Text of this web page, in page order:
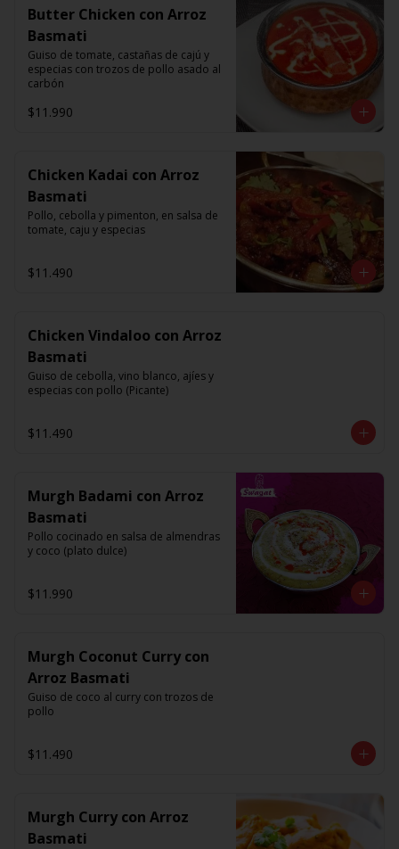
Butter Chicken con Arroz
Basmati
Guiso de tomate, castañas de cajú y
especias con trozos de pollo asado al
carbón
$11.990
Chicken Kadai con Arroz
Basmati
Pollo, cebolla y pimenton, en salsa de
tomate, caju y especias
$11.490
Chicken Vindaloo con Arroz
Basmati
Guiso de cebolla, vino blanco, ajíes y
especias con pollo (Picante)
$11.490
Murgh Badami con Arroz
Basmati
Pollo cocinado en salsa de almendras
y coco (plato dulce)
$11.990
Murgh Coconut Curry con
Arroz Basmati
Guiso de coco al curry con trozos de
pollo
$11.490
Murgh Curry con Arroz
Basmati